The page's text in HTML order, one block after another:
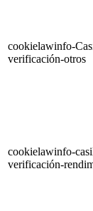
cookielawinfo-
verificación-otros
cookielawinfo-
verificación-